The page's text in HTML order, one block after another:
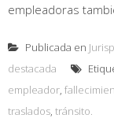
empleadoras
Publicada en
destacada
empleador,
traslados, tránsito.